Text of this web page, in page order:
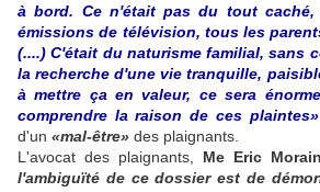
à bord. Ce n'était pas du tout
émissions de télévision, tous les
(....) C'était du naturisme familial, sans
la recherche d'une vie tranquille,
à mettre ça en valeur, ce sera
comprendre la raison de ces plaintes»
d'un «mal-être» des plaignants.
L'avocat des plaignants, Me Eric Morain
l'ambiguïté de ce dossier est de